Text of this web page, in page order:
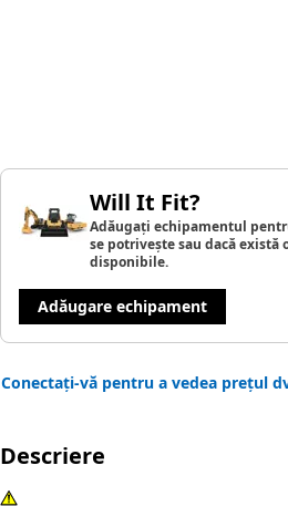
Will It Fit?
Adăugați echipamentul
se potrivește sau dacă există
disponibile.
Adăugare echipament
Conectați-vă pentru a vedea prețul
Descriere